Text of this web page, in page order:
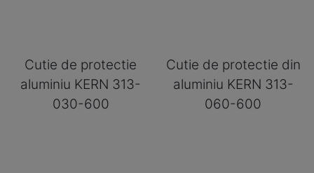
Cutie de protectie
aluminiu KERN 313-
030-600
Cutie de protectie din
aluminiu KERN 313-
060-600